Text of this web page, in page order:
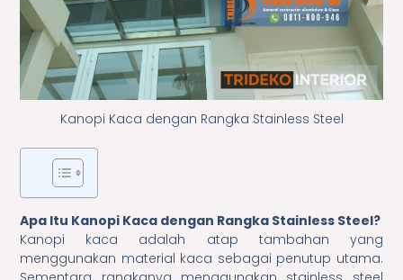
Kanopi Kaca dengan Rangka Stainless Steel
Apa Itu Kanopi Kaca dengan Rangka Stainless Steel?
Kanopi kaca adalah atap tambahan yang
menggunakan material kaca sebagai penutup utama.